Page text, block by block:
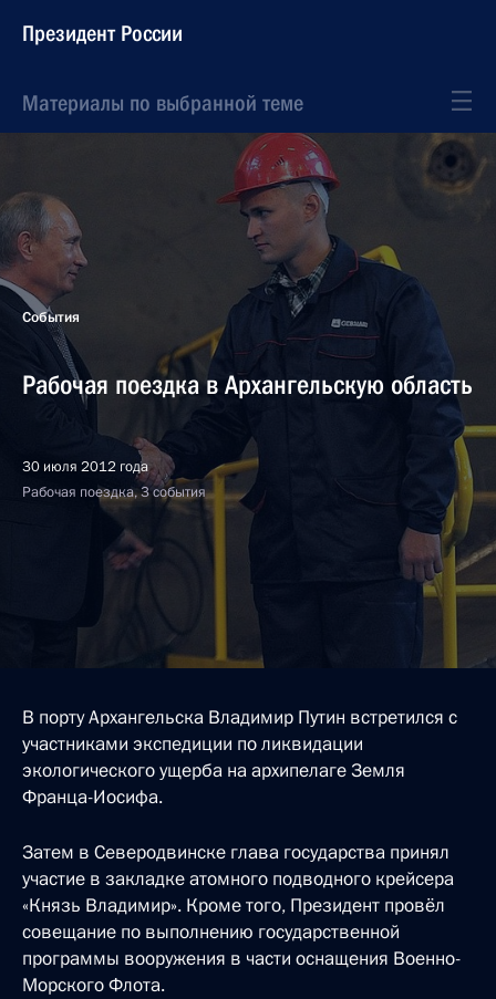
Президент России
Материалы по выбранной теме
События
Рабочая поездка в Архангельскую область
30 июля 2012 года
Рабочая поездка, 3 события
В порту Архангельска Владимир Путин встретился с
участниками экспедиции по ликвидации
экологического ущерба на архипелаге Земля
Франца-Иосифа.
Затем в Северодвинске глава государства принял
участие в закладке атомного подводного крейсера
«Князь Владимир». Кроме того, Президент провёл
совещание по выполнению государственной
программы вооружения в части оснащения Военно-
Морского Флота.